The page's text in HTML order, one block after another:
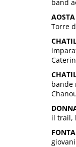
band
AOSTA
Torre
bande
il trail,